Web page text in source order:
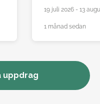
19 juli 2026 - 13
1 månad sedan
uppdrag